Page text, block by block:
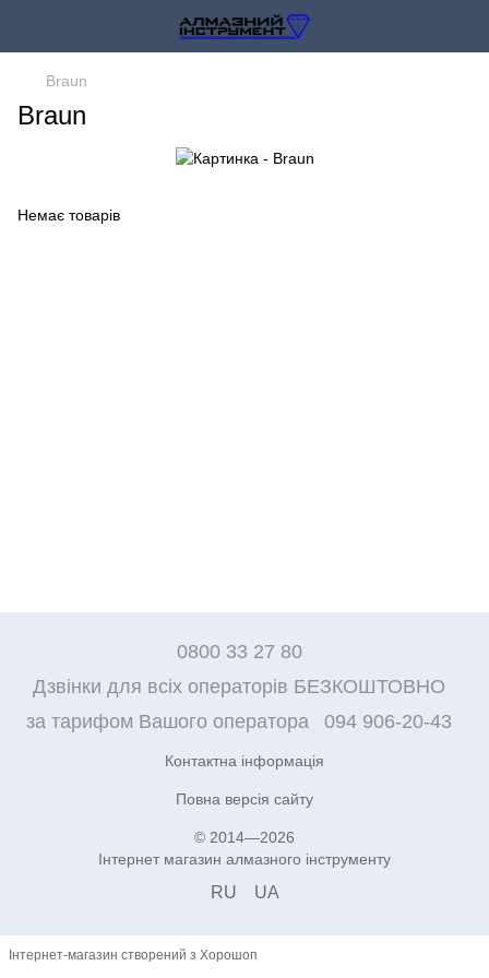
Braun
Braun
Немає товарів
0800 33 27 80
Дзвінки для всіх операторів БЕЗКОШТОВНО
за тарифом Вашого оператора
094 906-20-43
Контактна інформація
Повна версія сайту
© 2014—2026
Інтернет магазин алмазного інструменту
RU UA
Інтернет-магазин створений з Хорошоп